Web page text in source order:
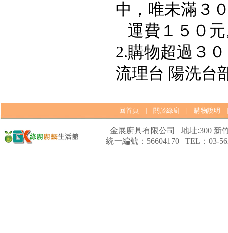
中，唯未滿３
運費１５０
2.購物超過３
流理台 陽洗台
回首頁 關於綠廚 購物說明
金展廚具有限公司 地址:300 新
統一編號：56604170 TEL：03-